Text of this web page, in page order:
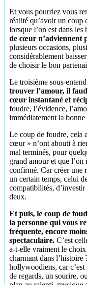
Et vous pourriez vous
réalité qu’avoir un coup
lorsque l’on est dans les
de cœur n’adviennent
plusieurs occasions,
considérablement
de choisir le bon
Le troisième sous-
trouver l’amour, il
cœur instantané et
foudre, l’évidence,
immédiatement la
Le coup de foudre, cela
cœur » n’ont abouti à
mal terminés, pour
grand amour et que
confirmé. Car créer une
un certain temps, celui
compatibilités,
deux.
Et puis, le coup de
la personne qui vous
fréquente, encore
spectaculaire. C’est
a-t-elle vraiment le
charmant dans l’histoire
hollywoodiens, car
de regards, un sourire,